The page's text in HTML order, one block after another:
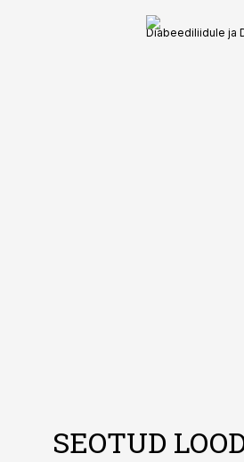
Diabeediliidule ja
SEOTUD